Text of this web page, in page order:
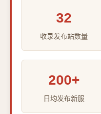
32
收录发布站数量
200+
日均发布新服